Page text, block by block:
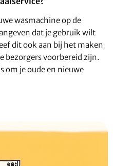
wasmachine op de
dat je gebruik wilt
dit ook aan bij het maken
bezorgers voorbereid zijn.
om je oude en nieuwe